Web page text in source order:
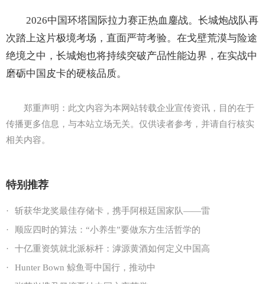
2026中国环塔国际拉力赛正热血鏖战。长城炮战队再
次踏上这片极境考场，直面严苛考验。在戈壁荒漠与险途
绝境之中，长城炮也将持续突破产品性能边界，在实战中
磨砺中国皮卡的硬核品质。
郑重声明：此文内容为本网站转载企业宣传资讯，目的在于
传播更多信息，与本站立场无关。仅供读者参考，并请自行核实
相关内容。
特别推荐
·
斩获华龙奖最佳存储卡，携手阿根廷国家队——雷
·
顺应四时的算法：“小养生”要做东方生活哲学的
·
十亿重资筑就北派标杆：滹源黄酒如何定义中国高
·
Hunter Bown 鲸鱼哥中国行，推动中